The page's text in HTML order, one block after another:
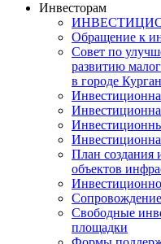
Инвесторам
Обращение к
Совет по
развитию
в городе
План создания
объектов
Свободные
площадки